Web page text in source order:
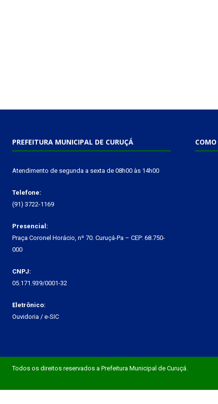
PREFEITURA MUNICIPAL DE CURUÇÁ
Atendimento de segunda a sexta de 08h00 às 14h00
Telefone:
(91) 3722-1169
Presencial:
Praça Coronel Horácio, nº 70. Curuçá-Pa – CEP: 68.750-
000
CNPJ:
05.171.939/0001-32
Eletrônico:
Ouvidoria / e-SIC
COMO
Todos os direitos reservados a Prefeitura Municipal de Curuçá.